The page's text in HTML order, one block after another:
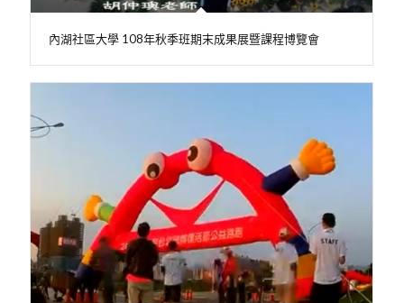
內湖社區大學 108年秋季班期末成果展暨課程博覽會